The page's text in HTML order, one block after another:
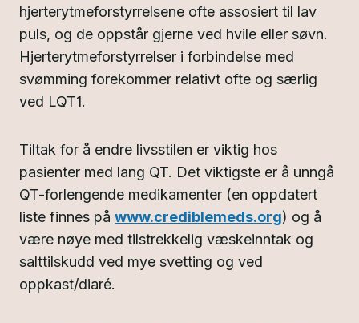
hjerterytmeforstyrrelsene ofte assosiert til lav
puls, og de oppstår gjerne ved hvile eller søvn.
Hjerterytmeforstyrrelser i forbindelse med
svømming forekommer relativt ofte og særlig
ved LQT1.
Tiltak for å endre livsstilen er viktig hos
pasienter med lang QT. Det viktigste er å unngå
QT-forlengende medikamenter (en oppdatert
liste finnes på www.crediblemeds.org) og å
være nøye med tilstrekkelig væskeinntak og
salttilskudd ved mye svetting og ved
oppkast/diaré.